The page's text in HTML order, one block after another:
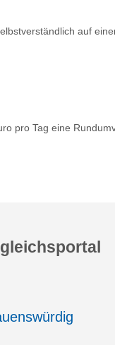
auf
pro Tag eine